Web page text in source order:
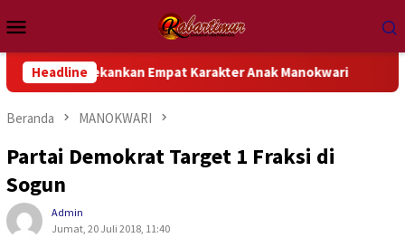
ke
kontenMobile
HeadlineEmpat Karakter Anak Manokwari Bupati
Beranda MANOKWARI
Partai Demokrat Target 1 Fraksi di
Sogun
Admin
Jumat, 20 Juli 2018, 11:40